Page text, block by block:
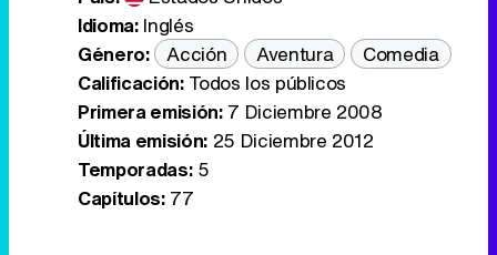
Idioma: Inglés
Género:
Acción Aventura
Comedia
Calificación:Todos los públicos
Primera emisión:7 Diciembre 2008
Última emisión:25 Diciembre 2012
Temporadas:5
Capítulos:77